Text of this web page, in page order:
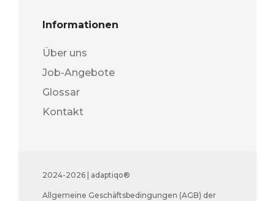
Informationen
Über uns
Job-Angebote
Glossar
Kontakt
2024-2026 | adaptiqo®
Allgemeine Geschäftsbedingungen (AGB) der